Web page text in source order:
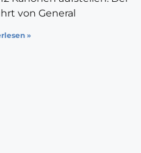
von General
»